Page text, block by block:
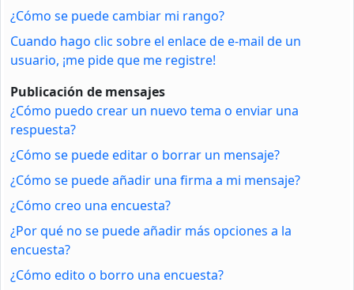
¿Cómo se puede cambiar mi rango?
Cuando hago clic sobre el enlace de e-mail de un
usuario, ¡me pide que me registre!
Publicación de mensajes
¿Cómo puedo crear un nuevo tema o enviar una
respuesta?
¿Cómo se puede editar o borrar un mensaje?
¿Cómo se puede añadir una firma a mi mensaje?
¿Cómo creo una encuesta?
¿Por qué no se puede añadir más opciones a la
encuesta?
¿Cómo edito o borro una encuesta?